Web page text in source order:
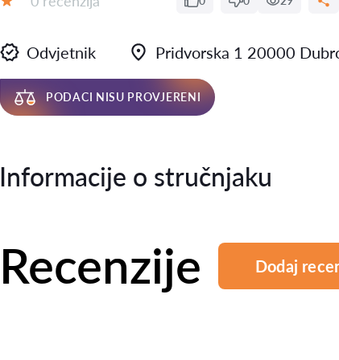
Odvjetnik Pridvorska 1 20000
PODACI NISU PROVJERENI
Informacije o stručnjaku
Recenzije Dodaj